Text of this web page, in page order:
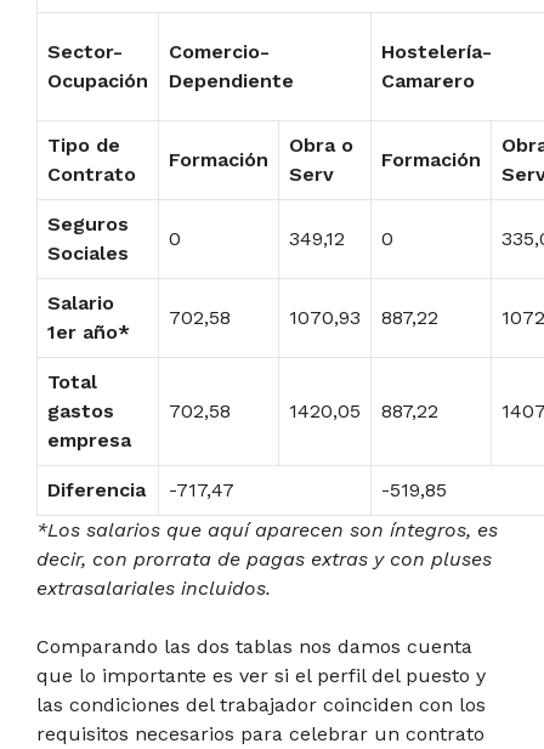
Sector-
Ocupación
Comercio-
Dependiente
Hostelería-
Camarero
Tipo de
Contrato
Formación
Obra o
Serv
Formación
Seguros
Sociales
0 349,12 0
Salario
1er año*
702,58 1070,93 887,22
Total
gastos
empresa
702,58 1420,05 887,22
Diferencia -717,47
-519,85
*Los salarios que aquí aparecen son íntegros, es
decir, con prorrata de pagas extras y con pluses
extrasalariales incluidos.
Comparando las dos tablas nos damos cuenta
que lo importante es ver si el perfil del puesto y
las condiciones del trabajador coinciden con los
requisitos necesarios para celebrar un contrato